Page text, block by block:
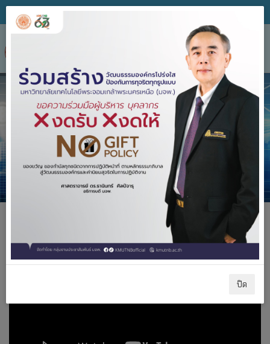
ยินดีต้อนรับ
เข้าสู่เว็บไซต์กองพัสดุ
ปิด